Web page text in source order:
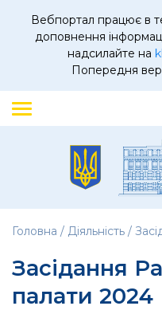
Вебпортал працює в
доповнення
надсилайте на
Попередня
Головна Діяльність
Засідання
палати 2024